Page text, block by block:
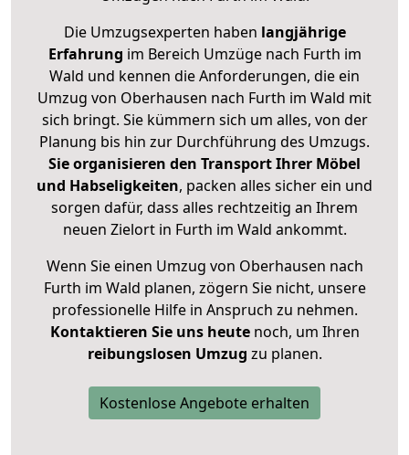
Die Umzugsexperten haben langjährige
Erfahrung im Bereich Umzüge nach Furth im
Wald und kennen die Anforderungen, die ein
Umzug von Oberhausen nach Furth im Wald mit
sich bringt. Sie kümmern sich um alles, von der
Planung bis hin zur Durchführung des Umzugs.
Sie organisieren den Transport Ihrer Möbel
und Habseligkeiten, packen alles sicher ein und
sorgen dafür, dass alles rechtzeitig an Ihrem
neuen Zielort in Furth im Wald ankommt.
Wenn Sie einen Umzug von Oberhausen nach
Furth im Wald planen, zögern Sie nicht, unsere
professionelle Hilfe in Anspruch zu nehmen.
Kontaktieren Sie uns heutenoch, um Ihren
reibungslosen Umzug zu planen.
Kostenlose Angebote erhalten